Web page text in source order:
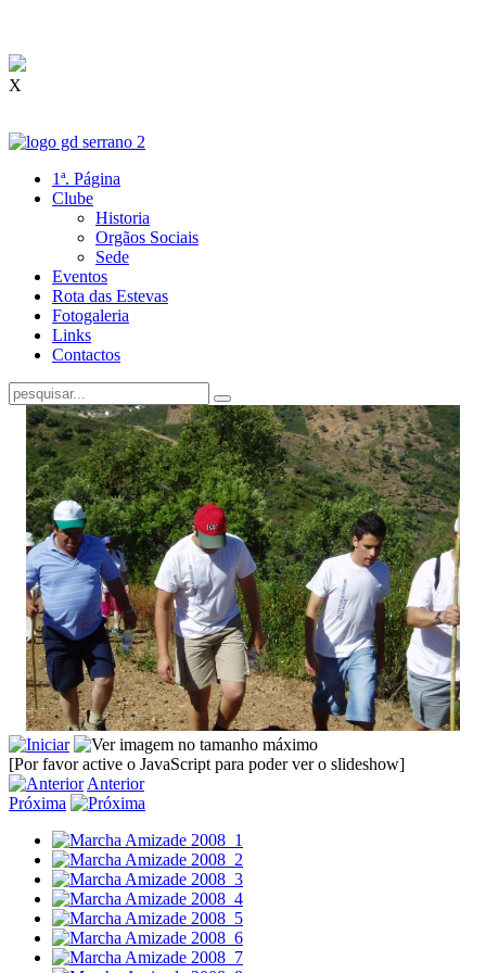
X
1ª. Página
Clube
Historia
Orgãos Sociais
Sede
Eventos
Rota das Estevas
Fotogaleria
Links
Contactos
[Por favor active o JavaScript para poder ver o slideshow]
Anterior
Próxima